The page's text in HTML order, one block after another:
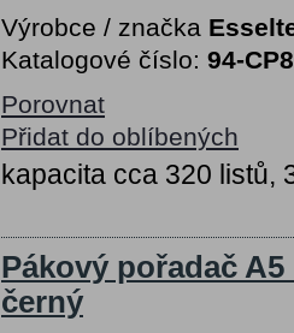
Výrobce / značka
Katalogové číslo: 94-
Porovnat
Přidat do oblíbených
kapacita cca 320 listů,
Pákový pořadač
černý